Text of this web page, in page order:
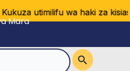
utimilifu wa haki za kisiasa
Mara